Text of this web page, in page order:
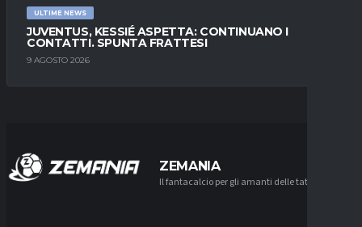
ULTIME NEWS
JUVENTUS, KESSIÉ ASPETTA: CONTINUANO I
CONTATTI. SPUNTA FRATTESI
9 AGOSTO 2026
ZEMANIA
Il fantacalcio per gli amanti delle tattiche